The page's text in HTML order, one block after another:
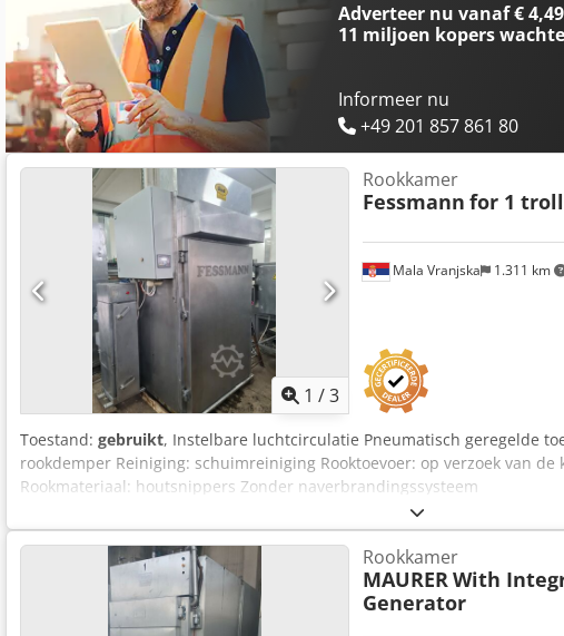
Adverteer nu vanaf € 4,49
11 miljoen kopers
Informeer nu
+49 201 857 861 80
1 /3
Mala Vranjska 1.311 km
Rookkamer
Fessmann for 1
Toestand: gebruikt, Instelbare luchtcirculatie Pneumatisch geregelde
rookdemper Reiniging: schuimreiniging Rooktoevoer: op verzoek van de
Rookmateriaal: houtsnippers Zonder naverbrandingssysteem
Rookkamer
MAURERWith
Generator